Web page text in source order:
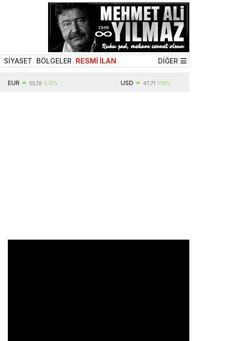
SİYASET BÖLGELER RESMİ İLAN DİĞER
55,19 0,32% 47,71 0,18%